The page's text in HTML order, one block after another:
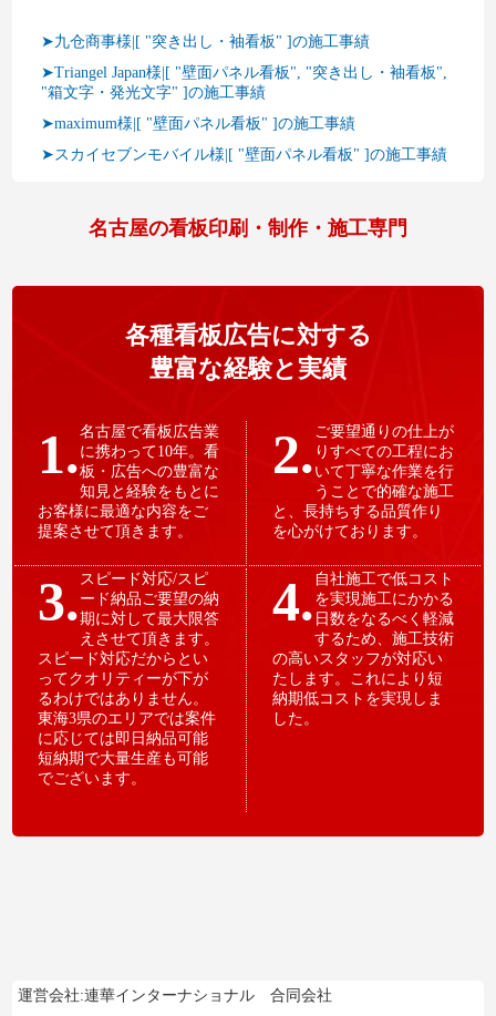
➤九仓商事様|[ "突き出し・袖看板" ]の施工事績
➤Triangel Japan様|[ "壁面パネル看板", "突き出し・袖看板",
"箱文字・発光文字" ]の施工事績
➤maximum様|[ "壁面パネル看板" ]の施工事績
➤スカイセブンモバイル様|[ "壁面パネル看板" ]の施工事績
名古屋の看板印刷・制作・施工専門
各種看板広告に対する
豊富な経験と実績
1.名古屋で看板広告業
に携わって10年。看
板・広告への豊富な
知見と経験をもとに
お客様に最適な内容をご
提案させて頂きます。
2. ご要望通りの仕上が
りすべての工程にお
いて丁寧な作業を行
うことで的確な施工
と、長持ちする品質作り
を心がけております。
3.スピード対応/スピ
ード納品ご要望の納
期に対して最大限答
えさせて頂きます。
スピード対応だからとい
ってクオリティーが下が
るわけではありません。
東海3県のエリアでは案件
に応じては即日納品可能
短納期で大量生産も可能
でございます。
4. 自社施工で低コスト
を実現施工にかかる
日数をなるべく軽減
するため、施工技術
の高いスタッフが対応い
たします。これにより短
納期低コストを実現しま
した。
運営会社:連華インターナショナル 合同会社